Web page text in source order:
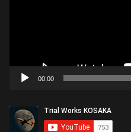
00:00